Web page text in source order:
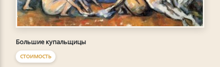
Большие купальщицы
СТОИМОСТЬ